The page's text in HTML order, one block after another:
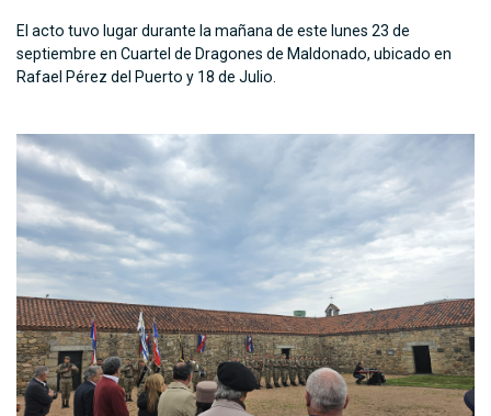
El acto tuvo lugar durante la mañana de este lunes 23 de
septiembre en Cuartel de Dragones de Maldonado, ubicado en
Rafael Pérez del Puerto y 18 de Julio.